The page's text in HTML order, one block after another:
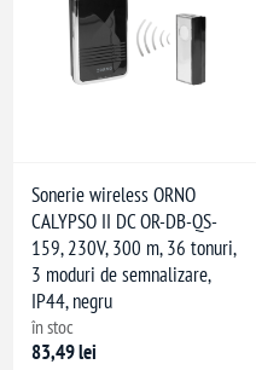
Sonerie wireless ORNO
CALYPSO II DC OR-DB-QS-
159, 230V, 300 m, 36 tonuri,
3 moduri de semnalizare,
IP44, negru
în stoc
83,49 lei